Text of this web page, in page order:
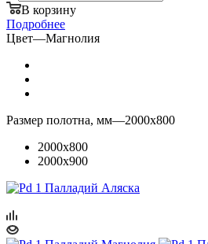
В корзину
Подробнее
Цвет—Магнолия
Размер полотна, мм—2000x800
2000x800
2000x900